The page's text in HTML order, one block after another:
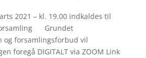
2021 – kl. 19.00 indkaldes til
Grundet
og forsamlingsforbud vil
foregå DIGITALT via ZOOM Link